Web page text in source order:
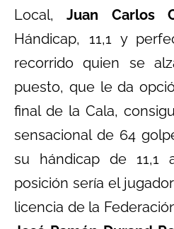
Local,Juan Carlos
Hándicap, 11,1 y
recorrido quien se
puesto, que le da
final de la Cala,
sensacional de 64
su hándicap de 11,1
posición sería el
licencia de la